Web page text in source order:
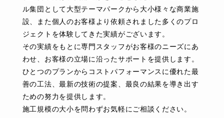
ル集団として大型テーマパークから大小様々な商業施
設、また個人のお客様より依頼されました多くのプロ
ジェクトを体験してきた実績がございます。
その実績をもとに専門スタッフがお客様のニーズにあ
わせ、お客様の立場に沿ったサポートを提供します。
ひとつのプランからコストパフォーマンスに優れた最
善の工法、最新の技術の提案、最良の結果を導き出す
ための努力を提供します。
施工規模の大小を問わずお気軽にご相談ください。